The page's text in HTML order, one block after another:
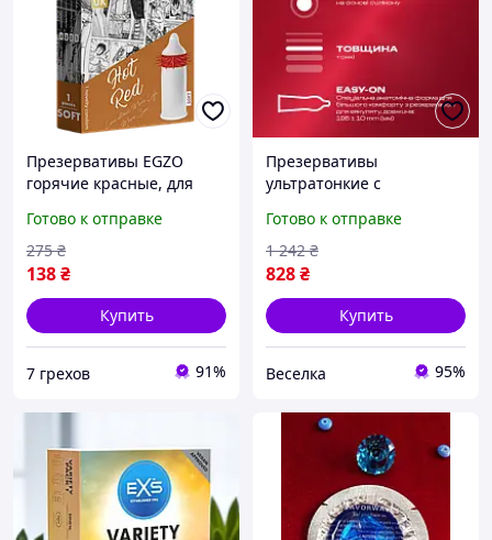
Презервативы EGZO
горячие красные, для
чувствительности и
комфортного
использования
Готово к отправке
138₴
275 ₴
Купить
7 грехов 91%
Презервативы
ультратонкие с
максимального
удовольствия и комфорта
12 шт SPICY
Готово к отправке
828₴
1 242 ₴
Купить
Веселка 95%